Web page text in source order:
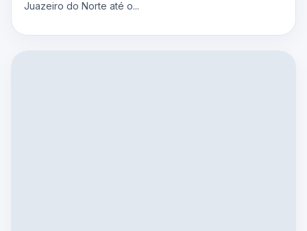
Juazeiro do Norte até o...